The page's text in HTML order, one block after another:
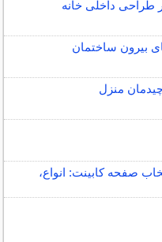
طراحی داخلی خانه
بیرون ساختمان
منزل
صفحه کابینت: انواع،